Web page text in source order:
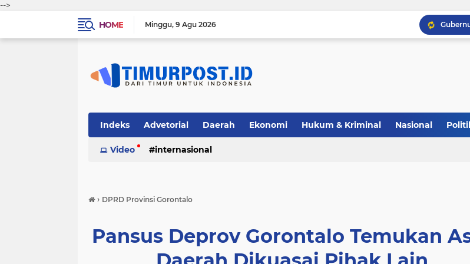
-->
HOME
Minggu 9 Agu 2026
Indeks Advetorial Daerah Ekonomi Hukum & Kriminal Nasional
Video internasional
› DPRD Provinsi Gorontalo
Pansus Deprov Gorontalo Temukan